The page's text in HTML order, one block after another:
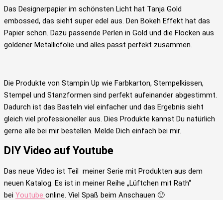
Das Designerpapier im schönsten Licht hat Tanja Gold
embossed, das sieht super edel aus. Den Bokeh Effekt hat das
Papier schon. Dazu passende Perlen in Gold und die Flocken aus
goldener Metallicfolie und alles passt perfekt zusammen.
Die Produkte von Stampin Up wie Farbkarton, Stempelkissen,
Stempel und Stanzformen sind perfekt aufeinander abgestimmt.
Dadurch ist das Basteln viel einfacher und das Ergebnis sieht
gleich viel professioneller aus. Dies Produkte kannst Du natürlich
gerne alle bei mir bestellen. Melde Dich einfach bei mir.
DIY Video auf Youtube
Das neue Video ist Teil meiner Serie mit Produkten aus dem
neuen Katalog. Es ist in meiner Reihe „Lüftchen mit Rath“
bei Youtube online. Viel Spaß beim Anschauen 🙂